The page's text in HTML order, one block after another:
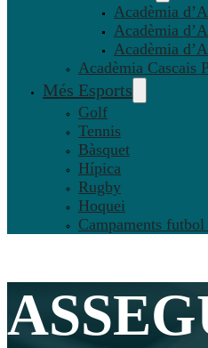
Acadèmia
Acadèmia
Acadèmia
Acadèmia Cascais
Més Esports
Golf
Tennis
Bàsquet
Hípica
Rugby
Hoquei
Campaments futbol